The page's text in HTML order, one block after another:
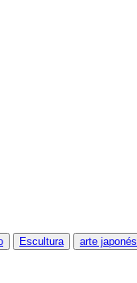
Escultura arte japonés